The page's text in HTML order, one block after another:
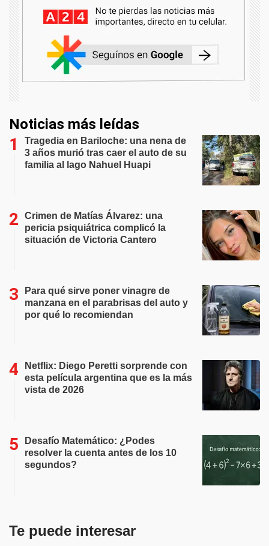
Noticias más leídas
Tragedia en Bariloche: una nena de
3 años murió tras caer el auto de su
familia al lago Nahuel Huapi
Crimen de Matías Álvarez: una
pericia psiquiátrica complicó la
situación de Victoria Cantero
Para qué sirve poner vinagre de
manzana en el parabrisas del auto y
por qué lo recomiendan
Netflix: Diego Peretti sorprende con
esta película argentina que es la más
vista de 2026
Desafío Matemático: ¿Podes
resolver la cuenta antes de los 10
segundos?
Te puede interesar